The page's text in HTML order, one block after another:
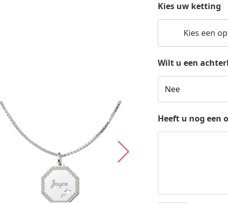
Kies uw ketting
Kies een
Wilt u een
Heeft u nog een